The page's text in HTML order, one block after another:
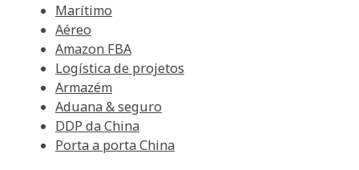
Marítimo
Aéreo
Amazon FBA
Logística de projetos
Armazém
Aduana & seguro
DDP da China
Porta a porta China